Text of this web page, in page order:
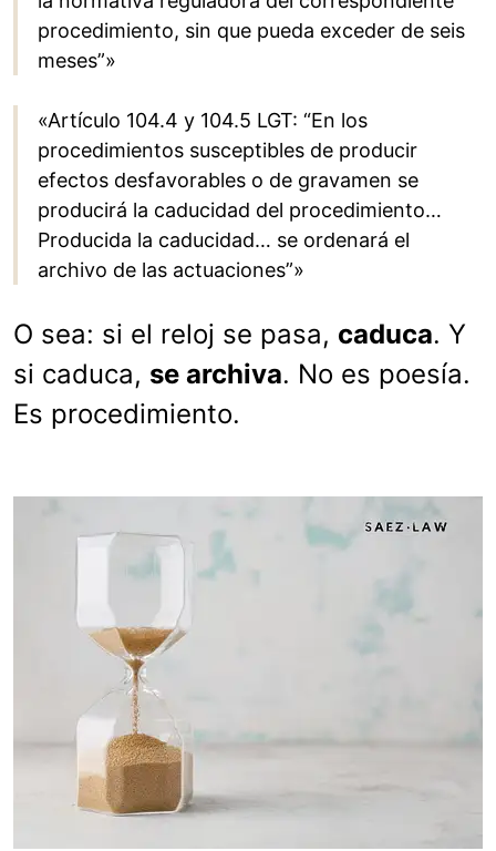
procedimiento, sin que pueda exceder de seis
meses”»
«Artículo 104.4 y 104.5 LGT: “En los
procedimientos susceptibles de producir
efectos desfavorables o de gravamen se
producirá la caducidad del procedimiento…
Producida la caducidad… se ordenará el
archivo de las actuaciones”»
O sea: si el reloj se pasa, caduca. Y
si caduca, se archiva. No es poesía.
Es procedimiento.